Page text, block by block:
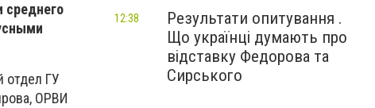
среднего
отдел ГУ
ОРВИ
Результати опитування .
Що українці думають про
відставку Федорова та
Сирського
12:38